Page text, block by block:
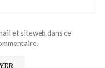
et siteweb dans ce